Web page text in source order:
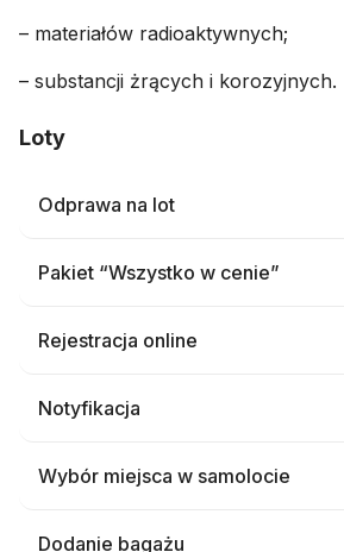
– materiałów radioaktywnych;
– substancji żrących i korozyjnych.
Loty
Odprawa na lot
Pakiet “Wszystko w cenie”
Rejestracja online
Notyfikacja
Wybór miejsca w samolocie
Dodanie bagażu